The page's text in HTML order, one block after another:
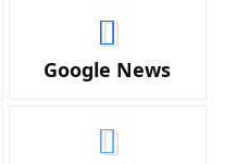
Google News